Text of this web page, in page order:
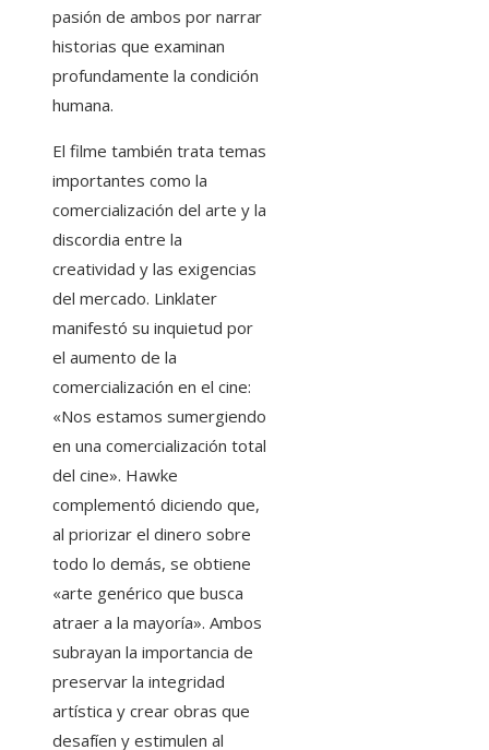
pasión de ambos por narrar
historias que examinan
profundamente la condición
humana.
El filme también trata temas
importantes como la
comercialización del arte y la
discordia entre la
creatividad y las exigencias
del mercado. Linklater
manifestó su inquietud por
el aumento de la
comercialización en el cine:
«Nos estamos sumergiendo
en una comercialización total
del cine». Hawke
complementó diciendo que,
al priorizar el dinero sobre
todo lo demás, se obtiene
«arte genérico que busca
atraer a la mayoría». Ambos
subrayan la importancia de
preservar la integridad
artística y crear obras que
desafíen y estimulen al